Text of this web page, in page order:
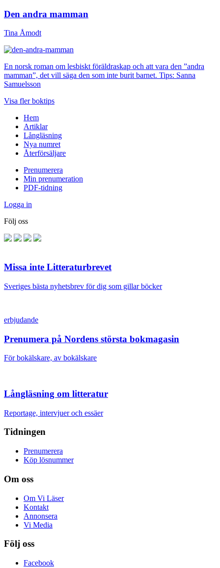
Den andra mamman
Tina Åmodt
En norsk roman om lesbiskt föräldraskap och att vara den ”andra
mamman”, det vill säga den som inte burit barnet. Tips: Sanna
Samuelsson
Visa fler boktips
Hem
Artiklar
Långläsning
Nya numret
Återförsäljare
Prenumerera
Min prenumeration
PDF-tidning
Logga in
Följ oss
Missa inte Litteraturbrevet
Sveriges bästa nyhetsbrev för dig som gillar böcker
erbjudande
Prenumera på Nordens största bokmagasin
För bokälskare, av bokälskare
Långläsning om litteratur
Reportage, intervjuer och essäer
Tidningen
Prenumerera
Köp lösnummer
Om oss
Om Vi Läser
Kontakt
Annonsera
Vi Media
Följ oss
Facebook